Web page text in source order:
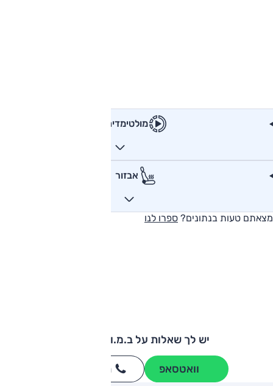
מולטימדיה
אבזור
מצאתם טעות בנתונים? ספרו לנו
יש לך שאלות על ב.מ.וו סדרה 2?
וואטסאפ חייגו